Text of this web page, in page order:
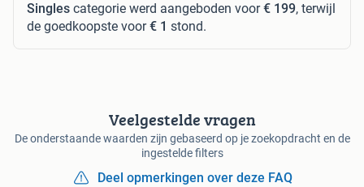
Singles categorie werd aangeboden voor€ 199, terwijl
de goedkoopste voor€ 1 stond.
Veelgestelde vragen
De onderstaande waarden zijn gebaseerd op je zoekopdracht en de
ingestelde filters
Deel opmerkingen over deze FAQ